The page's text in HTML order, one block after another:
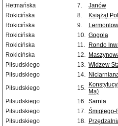
Hetmańska
7. Janów
Rokicińska
8. Książąt
Rokicińska
9.
Rokicińska
10. Gogola
Rokicińska
11. Rondo
Rokicińska
12.
Piłsudskiego
13. Widzew
Piłsudskiego
14.
Piłsudskiego
15. Ma)
Piłsudskiego 16. Sarnia
Piłsudskiego
17.
Piłsudskiego
18.